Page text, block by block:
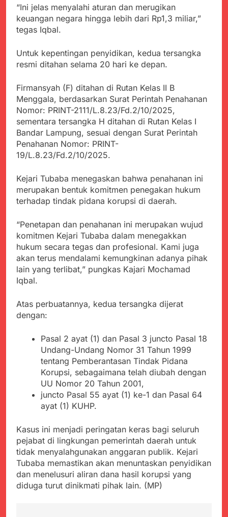
Perkuat Penataan
Pedagang dan
Ribuan Warga Padati
Peringatan Hari ASI
Sedunia di Cibadak,
Peradaban dan Upaya
Cegah Stunting
Kapolresta Sumenep
Koordinasikan dan
Berangkatkan Empat
Mutiara Sentosa 2 ke
Posko Pusat Tg. Perak
Surabaya
Agustus 5, 2026
SMA Negeri Nyalindung
Sukabumi Diduga
Lakukan Pungutan
melalui Komite Sekolah,
Disorot karena Dinilai
Bertentangan dengan
Edaran Disdik Jabar
Agustus 4, 2026
Ketua Umum FSP
Maritim Indonesia
Bantah Isu Mogok
Nasional TKBM: “Belum
Ada Keputusan Resmi”
Agustus 3, 2026
Menjelajahi Potensi
Korban Tenggelam di
Perairan Giligenting
Ditemukan, Polisi
Pastikan Penanganan
Prosedur
Agustus 3, 2026
Kapolresta Sumenep
Korban Evakuasi KM
Mutiara Sentosa 2 di
Pelabuhan Kalianget
Agustus 3, 2026
“Ini jelas menyalahi aturan dan merugikan
keuangan negara hingga lebih dari Rp1,3 miliar,”
tegas Iqbal.
Untuk kepentingan penyidikan, kedua tersangka
resmi ditahan selama 20 hari ke depan.
Firmansyah (F) ditahan di Rutan Kelas II B
Menggala, berdasarkan Surat Perintah Penahanan
Nomor: PRINT-2111/L.8.23/Fd.2/10/2025,
sementara tersangka H ditahan di Rutan Kelas I
Bandar Lampung, sesuai dengan Surat Perintah
Penahanan Nomor: PRINT-
19/L.8.23/Fd.2/10/2025.
Kejari Tubaba menegaskan bahwa penahanan ini
merupakan bentuk komitmen penegakan hukum
terhadap tindak pidana korupsi di daerah.
“Penetapan dan penahanan ini merupakan wujud
komitmen Kejari Tubaba dalam menegakkan
hukum secara tegas dan profesional. Kami juga
akan terus mendalami kemungkinan adanya pihak
lain yang terlibat,” pungkas Kajari Mochamad
Iqbal.
Atas perbuatannya, kedua tersangka dijerat
dengan:
Pasal 2 ayat (1) dan Pasal 3 juncto Pasal 18
Undang-Undang Nomor 31 Tahun 1999
tentang Pemberantasan Tindak Pidana
Korupsi, sebagaimana telah diubah dengan
UU Nomor 20 Tahun 2001,
juncto Pasal 55 ayat (1) ke-1 dan Pasal 64
ayat (1) KUHP.
Kasus ini menjadi peringatan keras bagi seluruh
pejabat di lingkungan pemerintah daerah untuk
tidak menyalahgunakan anggaran publik. Kejari
Tubaba memastikan akan menuntaskan penyidikan
dan menelusuri aliran dana hasil korupsi yang
diduga turut dinikmati pihak lain. (MP)